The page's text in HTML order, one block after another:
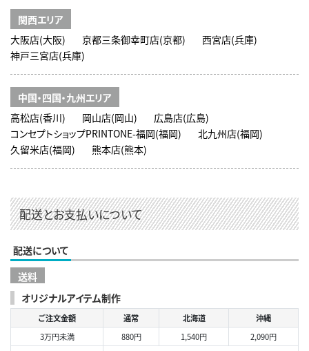
関西エリア
大阪店(大阪)
京都三条御幸町店(京都)
西宮店(兵庫)
神戸三宮店(兵庫)
中国・四国・九州エリア
高松店(香川)
岡山店(岡山)
広島店(広島)
コンセプトショップPRINTONE-福岡(福岡)
北九州店(福岡)
久留米店(福岡)
熊本店(熊本)
配送とお支払いについて
配送について
送料
オリジナルアイテム制作
ご注文金額 通常 北海道
沖縄
3万円未満
880円 1,540円
2,090円